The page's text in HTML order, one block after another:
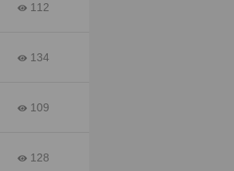
112
134
109
128